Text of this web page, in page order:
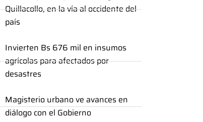
Quillacollo, en la vía al occidente del
país
Invierten Bs 676 mil en insumos
agrícolas para afectados por
desastres
Magisterio urbano ve avances en
diálogo con el Gobierno